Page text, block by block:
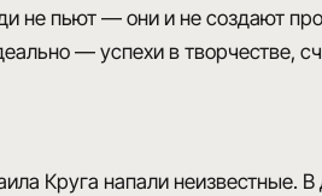
не пьют — они и не создают
— успехи в творчестве,
Круга напали неизвестные. В